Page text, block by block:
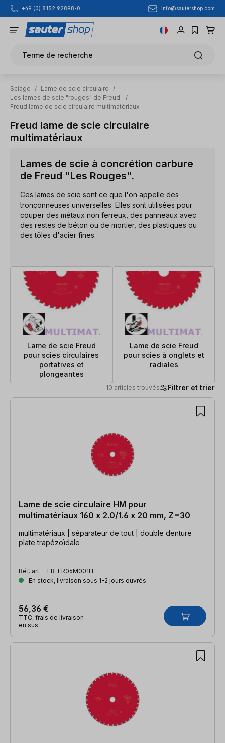
Passer au contenu principal
+49 (0) 8152 92898-0 info@sautershop.com
Terme de recherche
Sciage / Lame de scie circulaire
/
Les lames de scie "rouges" de Freud.
/
Freud lame de scie circulaire multimatériaux
Freud lame de scie circulaire
multimatériaux
Lames de scie à concrétion carbure
de Freud "Les Rouges".
Ces lames de scie sont ce que l'on appelle des
tronçonneuses universelles. Elles sont utilisées pour
couper des métaux non ferreux, des panneaux avec
des restes de béton ou de mortier, des plastiques ou
des tôles d'acier fines.
Lame de scie Freud
pour scies circulaires
portatives et
plongeantes
Lame de scie Freud
pour scies à onglets et
radiales
10 articles trouvés Filtrer et trier
10 articles trouvés
Lame de scie circulaire HM pour
multimatériaux 160 x 2.0/1.6 x 20 mm, Z=30
multimatériaux | séparateur de tout | double denture
plate trapézoïdale
Réf. art. : FR-FR06M001H
En stock, livraison sous 1-2 jours ouvrés
56,36 €
TTC, frais de livraison
en sus